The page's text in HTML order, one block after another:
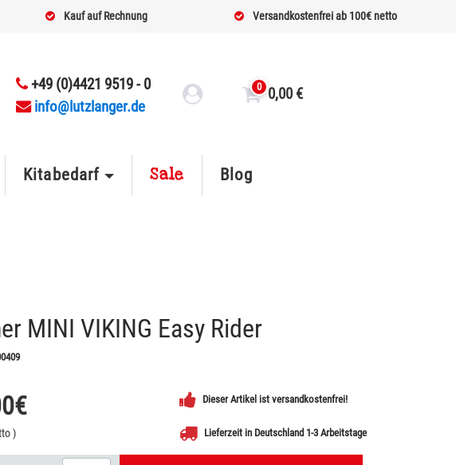
Kauf auf Rechnung Versandkostenfrei ab 100€ netto
+49 (0)4421 9519 - 0
info@lutzlanger.de
0 0,00 €
Kitabedarf Sale Blog
MINI VIKING Easy Rider
€
)
Dieser Artikel ist versandkostenfrei!
Lieferzeit in Deutschland 1-3 Arbeitstage